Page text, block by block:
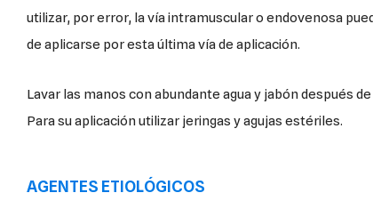
utilizar, por error, la vía intramuscular o endovenosa
de aplicarse por esta última vía de aplicación.
Lavar las manos con abundante agua y jabón después
Para su aplicación utilizar jeringas y agujas estériles.
AGENTES ETIOLÓGICOS